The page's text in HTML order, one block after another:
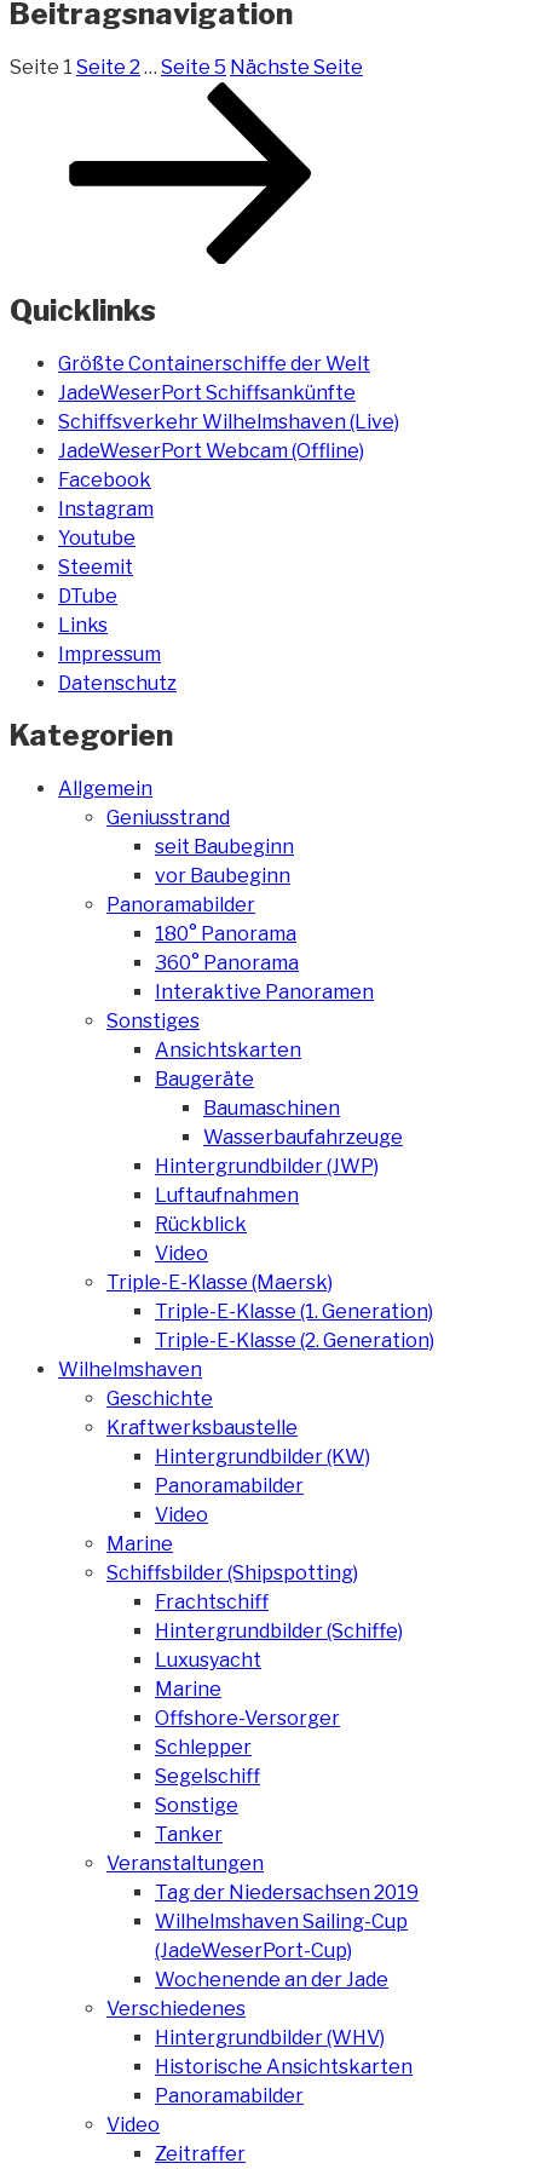
Beitragsnavigation
Seite 1 Seite 2 … Seite 5 Nächste Seite
Quicklinks
Größte Containerschiffe der Welt
JadeWeserPort Schiffsankünfte
Schiffsverkehr Wilhelmshaven (Live)
JadeWeserPort Webcam (Offline)
Facebook
Instagram
Youtube
Steemit
DTube
Links
Impressum
Datenschutz
Kategorien
Allgemein
Geniusstrand
seit Baubeginn
vor Baubeginn
Panoramabilder
180° Panorama
360° Panorama
Interaktive Panoramen
Sonstiges
Ansichtskarten
Baugeräte
Baumaschinen
Wasserbaufahrzeuge
Hintergrundbilder (JWP)
Luftaufnahmen
Rückblick
Video
Triple-E-Klasse (Maersk)
Triple-E-Klasse (1. Generation)
Triple-E-Klasse (2. Generation)
Wilhelmshaven
Geschichte
Kraftwerksbaustelle
Hintergrundbilder (KW)
Panoramabilder
Video
Marine
Schiffsbilder (Shipspotting)
Frachtschiff
Hintergrundbilder (Schiffe)
Luxusyacht
Marine
Offshore-Versorger
Schlepper
Segelschiff
Sonstige
Tanker
Veranstaltungen
Tag der Niedersachsen 2019
Wilhelmshaven Sailing-Cup
(JadeWeserPort-Cup)
Wochenende an der Jade
Verschiedenes
Hintergrundbilder (WHV)
Historische Ansichtskarten
Panoramabilder
Video
Zeitraffer